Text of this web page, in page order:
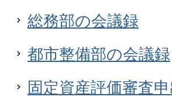
総務部の会議録
都市整備部の会議録
固定資産評価審査